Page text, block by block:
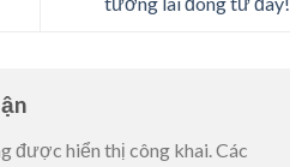
được hiển thị công khai. Các